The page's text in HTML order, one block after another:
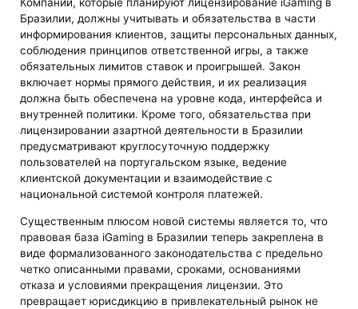
Бразилии, должны учитывать и обязательства в части
информирования клиентов, защиты персональных данных,
соблюдения принципов ответственной игры, а также
обязательных лимитов ставок и проигрышей. Закон
включает нормы прямого действия, и их реализация
должна быть обеспечена на уровне кода, интерфейса и
внутренней политики. Кроме того, обязательства при
лицензировании азартной деятельности в Бразилии
предусматривают круглосуточную поддержку
пользователей на португальском языке, ведение
клиентской документации и взаимодействие с
национальной системой контроля платежей.
Существенным плюсом новой системы является то, что
правовая база iGaming в Бразилии теперь закреплена в
виде формализованного законодательства с предельно
четко описанными правами, сроками, основаниями
отказа и условиями прекращения лицензии. Это
превращает юрисдикцию в привлекательный рынок не